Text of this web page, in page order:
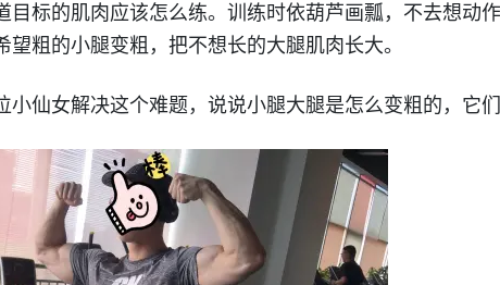
目标的肌肉应该怎么练。训练时依葫芦画瓢，不去想动
粗的小腿变粗，把不想长的大腿肌肉长大。
小仙女解决这个难题，说说小腿大腿是怎么变粗的，它